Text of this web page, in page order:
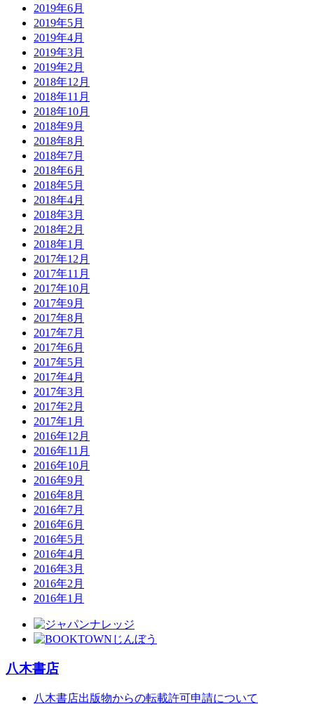
2019年6月
2019年5月
2019年4月
2019年3月
2019年2月
2018年12月
2018年11月
2018年10月
2018年9月
2018年8月
2018年7月
2018年6月
2018年5月
2018年4月
2018年3月
2018年2月
2018年1月
2017年12月
2017年11月
2017年10月
2017年9月
2017年8月
2017年7月
2017年6月
2017年5月
2017年4月
2017年3月
2017年2月
2017年1月
2016年12月
2016年11月
2016年10月
2016年9月
2016年8月
2016年7月
2016年6月
2016年5月
2016年4月
2016年3月
2016年2月
2016年1月
八木書店
八木書店出版物からの転載許可申請について